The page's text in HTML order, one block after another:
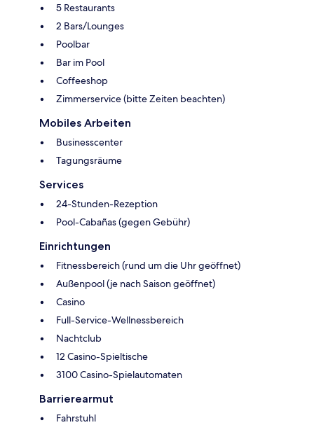
5 Restaurants
2 Bars/Lounges
Poolbar
Bar im Pool
Coffeeshop
Zimmerservice (bitte Zeiten beachten)
Mobiles Arbeiten
Businesscenter
Tagungsräume
Services
24-Stunden-Rezeption
Pool-Cabañas (gegen Gebühr)
Einrichtungen
Fitnessbereich (rund um die Uhr geöffnet)
Außenpool (je nach Saison geöffnet)
Casino
Full-Service-Wellnessbereich
Nachtclub
12 Casino-Spieltische
3100 Casino-Spielautomaten
Barrierearmut
Fahrstuhl